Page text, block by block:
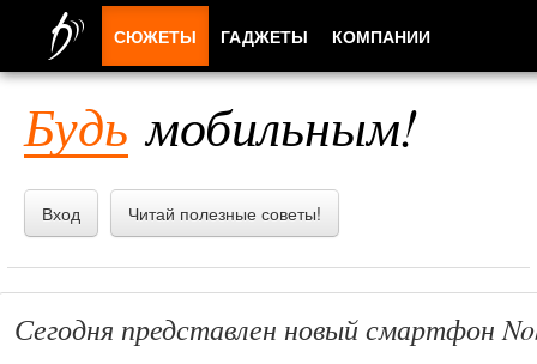
Будь мобильным!
Вход Читай полезные советы!
Сегодня представлен новый смартфон
СЮЖЕТЫ ГАДЖЕТЫ КОМПАНИИ
ПРИЛОЖЕНИЯ